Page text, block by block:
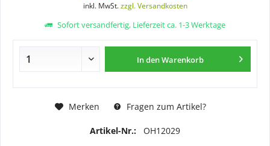
inkl. MwSt.zzgl. Versandkosten
Sofort versandfertig, Lieferzeit ca. 1-3 Werktage
In denWarenkorb
Merken Fragen zum Artikel?
Artikel-Nr.: OH12029